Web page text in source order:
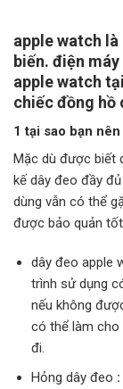
apple watch
biến. điện
apple watch
chiếc đồng hồ
1 tại sao bạn
Mặc dù được biết
kế dây đeo đầy
dùng vẫn có thể
được bảo quản
dây đeo apple
trình sử dụng
nếu không
có thể làm cho
đi.
Hỏng dây đeo :